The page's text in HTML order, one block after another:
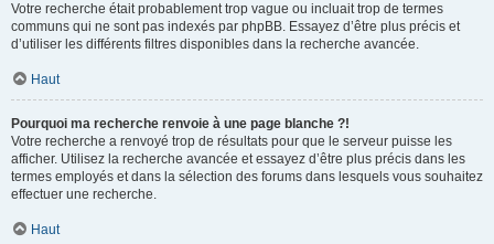
Votre recherche était probablement trop vague ou incluait trop de termes
communs qui ne sont pas indexés par phpBB. Essayez d’être plus précis et
d’utiliser les différents filtres disponibles dans la recherche avancée.
Haut
Pourquoi ma recherche renvoie à une page blanche ?!
Votre recherche a renvoyé trop de résultats pour que le serveur puisse les
afficher. Utilisez la recherche avancée et essayez d’être plus précis dans les
termes employés et dans la sélection des forums dans lesquels vous souhaitez
effectuer une recherche.
Haut